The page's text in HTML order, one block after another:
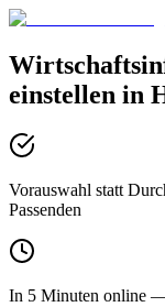
einstellen in
Vorauswahl statt
Passenden
In 5 Minuten online —